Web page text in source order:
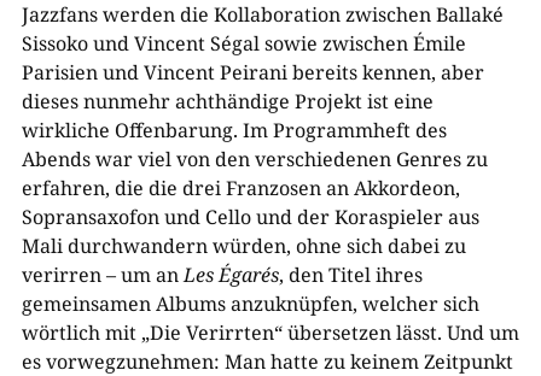
Jazzfans werden die Kollaboration zwischen Ballaké
Sissoko und Vincent Ségal sowie zwischen Émile
Parisien und Vincent Peirani bereits kennen, aber
dieses nunmehr achthändige Projekt ist eine
wirkliche Offenbarung. Im Programmheft des
Abends war viel von den verschiedenen Genres zu
erfahren, die die drei Franzosen an Akkordeon,
Sopransaxofon und Cello und der Koraspieler aus
Mali durchwandern würden, ohne sich dabei zu
verirren – um anLes Égarés, den Titel ihres
gemeinsamen Albums anzuknüpfen, welcher sich
wörtlich mit „Die Verirrten“ übersetzen lässt. Und um
es vorwegzunehmen: Man hatte zu keinem Zeitpunkt